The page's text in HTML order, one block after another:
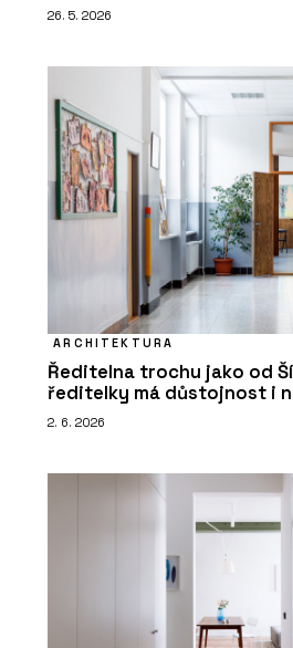
26. 5. 2026
ARCHITEKTURA
Ředitelna trochu jako od
ředitelky má důstojnost i
2. 6. 2026